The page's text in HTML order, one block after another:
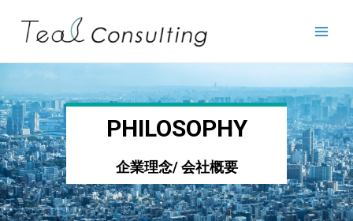
PHILOSOPHY
企業理念/ 会社概要